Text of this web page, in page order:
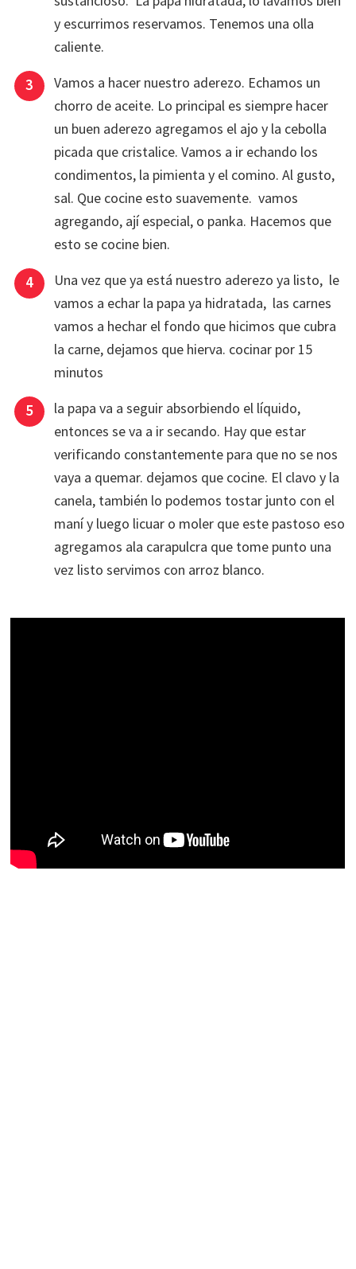
y escurrimos reservamos. Tenemos una olla
caliente.
Vamos a hacer nuestro aderezo. Echamos un
chorro de aceite. Lo principal es siempre hacer
un buen aderezo agregamos el ajo y la cebolla
picada que cristalice. Vamos a ir echando los
condimentos, la pimienta y el comino. Al gusto,
sal. Que cocine esto suavemente. vamos
agregando, ají especial, o panka. Hacemos que
esto se cocine bien.
Una vez que ya está nuestro aderezo ya listo, le
vamos a echar la papa ya hidratada, las carnes
vamos a hechar el fondo que hicimos que cubra
la carne, dejamos que hierva. cocinar por 15
minutos
la papa va a seguir absorbiendo el líquido,
entonces se va a ir secando. Hay que estar
verificando constantemente para que no se nos
vaya a quemar. dejamos que cocine. El clavo y la
canela, también lo podemos tostar junto con el
maní y luego licuar o moler que este pastoso eso
agregamos ala carapulcra que tome punto una
vez listo servimos con arroz blanco.